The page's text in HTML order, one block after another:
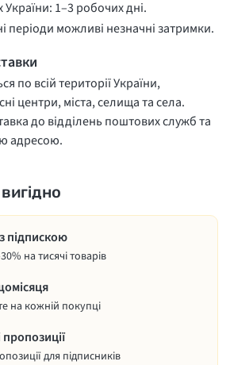
1–3 робочих дні.
періоди можливі незначні затримки.
по всій території України,
центри, міста, селища та села.
до відділень поштових служб та
адресою.
підпискою
на тисячі товарів
на кожній покупці
для підписників